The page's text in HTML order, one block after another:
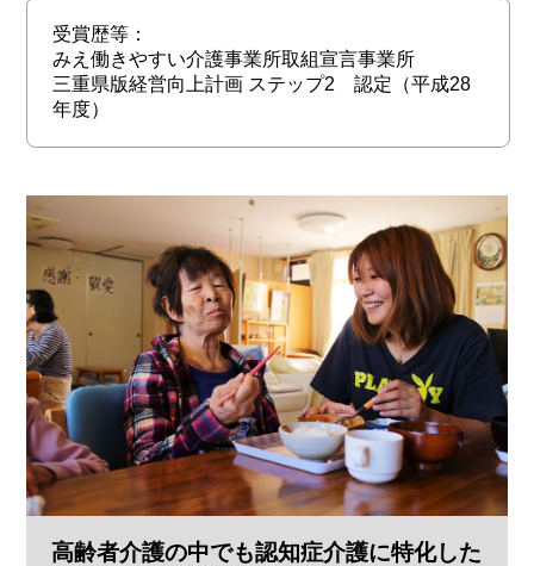
受賞歴等：
みえ働きやすい介護事業所取組宣言事業所
三重県版経営向上計画 ステップ2 認定（平成28
年度）
高齢者介護の中でも認知症介護に特化した